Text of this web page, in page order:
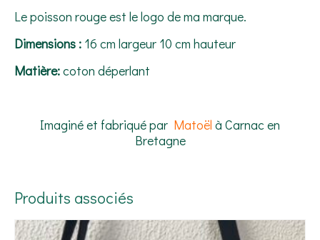
Le poisson rouge est le logo de ma marque.
Dimensions : 16 cm largeur 10 cm hauteur
Matière:coton déperlant
Imaginé et fabriqué par Matoël à Carnac en
Bretagne
Produits associés